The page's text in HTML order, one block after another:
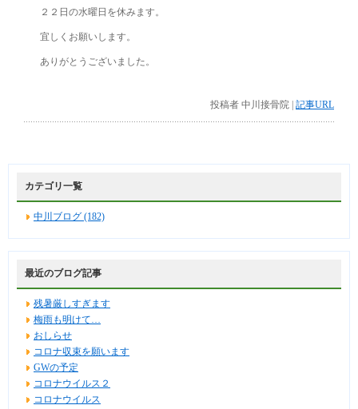
２２日の水曜日を休みます。
宜しくお願いします。
ありがとうございました。
投稿者 中川接骨院 | 記事URL
カテゴリ一覧
中川ブログ (182)
最近のブログ記事
残暑厳しすぎます
梅雨も明けて…
おしらせ
コロナ収束を願います
GWの予定
コロナウイルス２
コロナウイルス